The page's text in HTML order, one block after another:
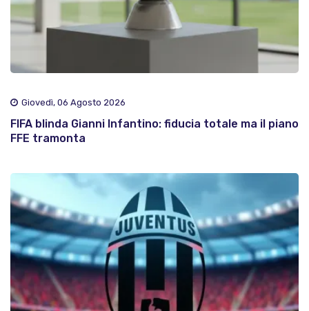
Giovedì, 06 Agosto 2026
FIFA blinda Gianni Infantino: fiducia totale ma il piano
FFE tramonta